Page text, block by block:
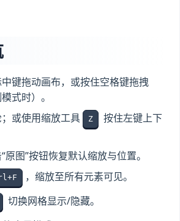
键拖动画布，或按住空格键拖拽
式时）。
或使用缩放工具 Z
按住左键上下
原图”按钮恢复默认缩放与位置。
，缩放至所有元素可见。
切换网格显示/隐藏。